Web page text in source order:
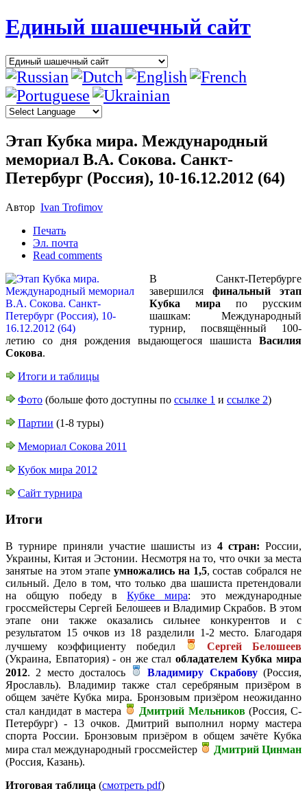
Единый шашечный сайт
Этап Кубка мира. Международный
мемориал В.А. Сокова. Санкт-
Петербург (Россия), 10-16.12.2012 (64)
Автор Ivan Trofimov
Печать
Эл. почта
Read comments
В Санкт-Петербурге
завершился финальный этап
Кубка мира по русским
шашкам: Международный
турнир, посвящённый 100-
летию со дня рождения выдающегося шашиста Василия
Сокова.
Итоги и таблицы
Фото (больше фото доступны по ссылке 1 и ссылке 2)
Партии (1-8 туры)
Мемориал Сокова 2011
Кубок мира 2012
Сайт турнира
Итоги
В турнире приняли участие шашисты из 4 стран: России,
Украины, Китая и Эстонии. Несмотря на то, что очки за места
занятые на этом этапеумножались на 1,5, состав собрался не
сильный. Дело в том, что только два шашиста претендовали
на общую победу вКубке мира: это международные
гроссмейстеры Сергей Белошеев и Владимир Скрабов. В этом
этапе они также оказались сильнее конкурентов и с
результатом 15 очков из 18 разделили 1-2 место. Благодаря
лучшему коэффициенту победил
Сергей Белошеев
(Украина, Евпатория) - он же стал обладателем Кубка мира
2012. 2 место досталось Владимиру Скрабову(Россия,
Ярославль). Владимир также стал серебряным призёром в
общем зачёте Кубка мира. Бронзовым призёром неожиданно
стал кандидат в мастера
Дмитрий Мельников(Россия, С-
Петербург) - 13 очков. Дмитрий выполнил норму мастера
спорта России. Бронзовым призёром в общем зачёте Кубка
мира стал международный гроссмейстер
Дмитрий Цинман
(Россия, Казань).
Итоговая таблица (смотреть pdf)